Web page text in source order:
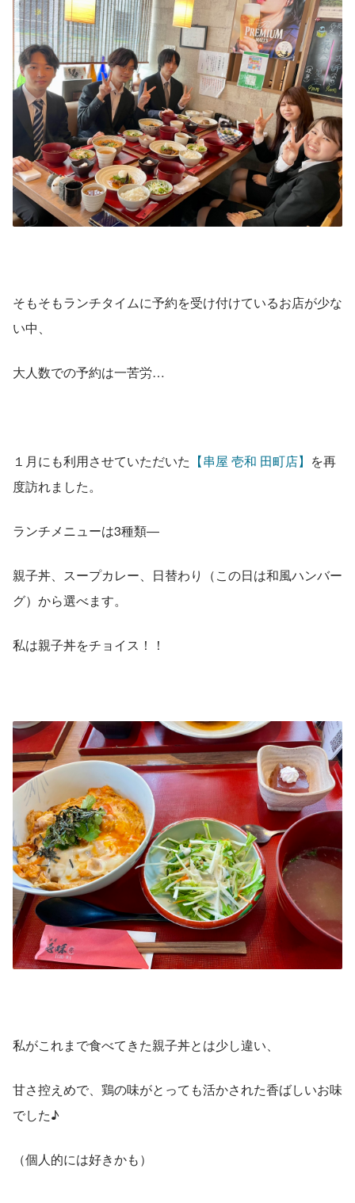
そもそもランチタイムに予約を受け付けているお店が少な
い中、
大人数での予約は一苦労…
１月にも利用させていただいた 【串屋 壱和 田町店】 を再
度訪れました。
ランチメニューは3種類―
親子丼、スープカレー、日替わり（この日は和風ハンバー
グ）から選べます。
私は親子丼をチョイス！！
私がこれまで食べてきた親子丼とは少し違い、
甘さ控えめで、鶏の味がとっても活かされた香ばしいお味
でした♪
（個人的には好きかも）